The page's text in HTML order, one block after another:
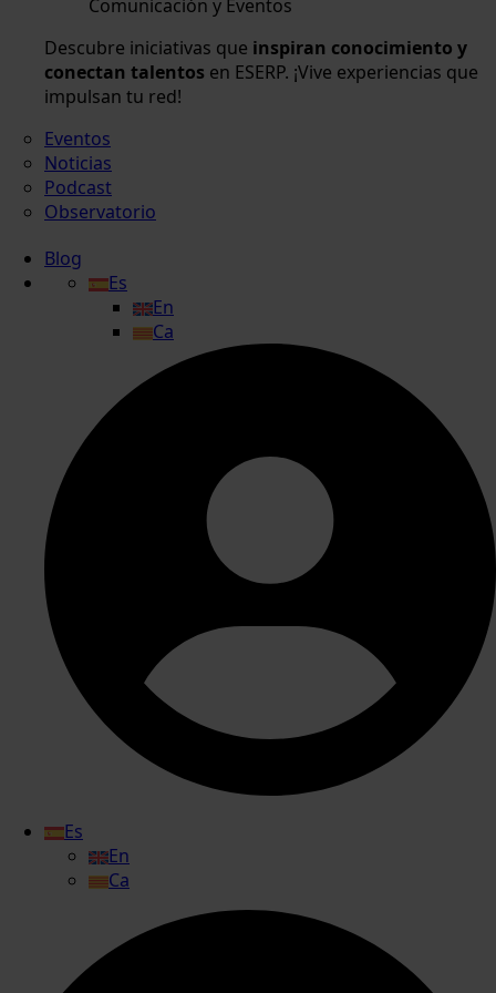
Comunicación y Eventos
Descubre iniciativas que inspiran conocimiento y
conectan talentos en ESERP. ¡Vive experiencias que
impulsan tu red!
Eventos
Noticias
Podcast
Observatorio
Blog
Es
En
Ca
Es
En
Ca